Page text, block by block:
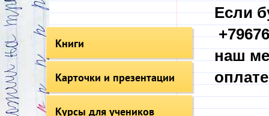
Книги
Карточки и презентации
Курсы для учеников
Если
наш